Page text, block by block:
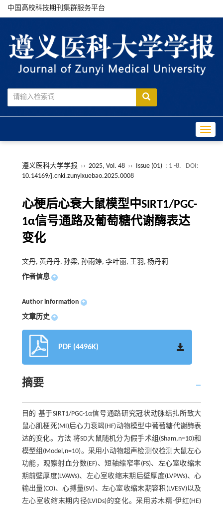
中国高校科技期刊集群服务平台
遵义医科大学学报 ›› 2025, Vol. 48 ›› Issue (01) : 1 -8.
DOI:
10.14169/j.cnki.zunyixuebao.2025.0008
心梗后心衰大鼠模型中SIRT1/PGC-
1α信号通路及葡萄糖代谢酶表达
变化
文丹, 黄丹丹, 孙梁, 孙雨婷, 李叶丽, 王羽, 杨丹莉
作者信息 +
Author information +
文章历史 +
PDF (4496K)
摘要
目的 基于SIRT1/PGC-1α信号通路研究冠状动脉结扎所致大
鼠心肌梗死(MI)后心力衰竭(HF)动物模型中葡萄糖代谢酶表
达的变化。方法 将SD大鼠随机分为假手术组(Sham,n=10)和
模型组(Model,n=10)。采用小动物超声检测仪检测大鼠左心
功能，观察射血分数(EF)、短轴缩窄率(FS)、左心室收缩末
期前壁厚度(LVAWs)、左心室收缩末期后壁厚度(LVPWs)、心
输出量(CO)、心搏量(SV)、左心室收缩末期容积(LVESV)以及
左心室收缩末期内径(LVIDs)的变化。采用苏木精-伊红(HE)